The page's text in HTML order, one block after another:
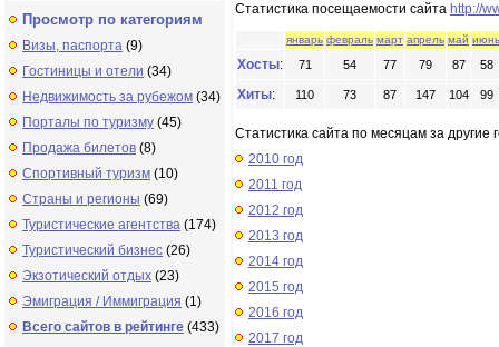
Просмотр по категориям
Визы, паспорта (9)
Гостиницы и отели (34)
Недвижимость за рубежом (34)
Порталы по туризму (45)
Продажа билетов (8)
Спортивный туризм (10)
Страны и регионы (69)
Туристические агентства (174)
Туристический бизнес (26)
Экзотический отдых (23)
Эмиграция / Иммиграция (1)
Всего сайтов в рейтинге (433)
Статистика посещаемости сайта http://
январь февраль март апрель май июнь
Хосты: 71 54 77 79 87 58
Хиты: 110 73 87 147 104 99
Статистика сайта по месяцам за другие
2010 год
2011 год
2012 год
2013 год
2014 год
2015 год
2016 год
2017 год